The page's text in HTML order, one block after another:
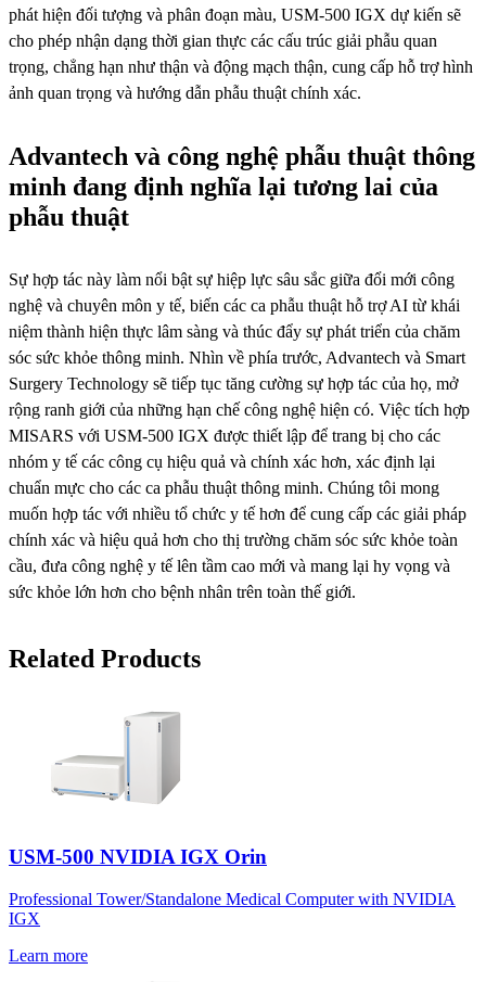
phát hiện đối tượng và phân đoạn màu, USM-500 IGX dự kiến ​​sẽ
cho phép nhận dạng thời gian thực các cấu trúc giải phẫu quan
trọng, chẳng hạn như thận và động mạch thận, cung cấp hỗ trợ hình
ảnh quan trọng và hướng dẫn phẫu thuật chính xác.
Advantech và công nghệ phẫu thuật thông
minh đang định nghĩa lại tương lai của
phẫu thuật
Sự hợp tác này làm nổi bật sự hiệp lực sâu sắc giữa đổi mới công
nghệ và chuyên môn y tế, biến các ca phẫu thuật hỗ trợ AI từ khái
niệm thành hiện thực lâm sàng và thúc đẩy sự phát triển của chăm
sóc sức khỏe thông minh. Nhìn về phía trước, Advantech và Smart
Surgery Technology sẽ tiếp tục tăng cường sự hợp tác của họ, mở
rộng ranh giới của những hạn chế công nghệ hiện có. Việc tích hợp
MISARS với USM-500 IGX được thiết lập để trang bị cho các
nhóm y tế các công cụ hiệu quả và chính xác hơn, xác định lại
chuẩn mực cho các ca phẫu thuật thông minh. Chúng tôi mong
muốn hợp tác với nhiều tổ chức y tế hơn để cung cấp các giải pháp
chính xác và hiệu quả hơn cho thị trường chăm sóc sức khỏe toàn
cầu, đưa công nghệ y tế lên tầm cao mới và mang lại hy vọng và
sức khỏe lớn hơn cho bệnh nhân trên toàn thế giới.
Related Products
USM-500 NVIDIA IGX Orin
Professional Tower/Standalone Medical Computer with NVIDIA
IGX
Learn more